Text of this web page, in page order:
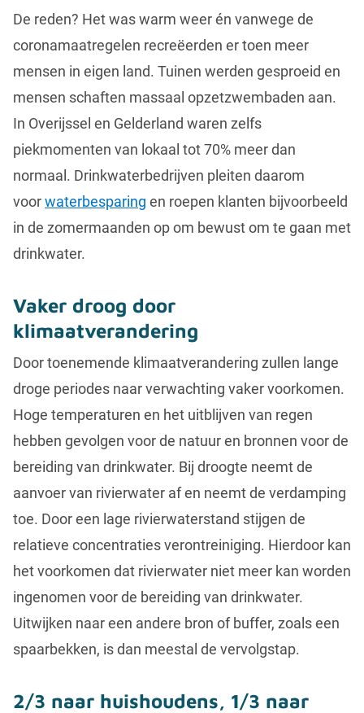
De reden? Het was warm weer én vanwege de
coronamaatregelen recreëerden er toen meer
mensen in eigen land. Tuinen werden gesproeid en
mensen schaften massaal opzetzwembaden aan.
In Overijssel en Gelderland waren zelfs
piekmomenten van lokaal tot 70% meer dan
normaal. Drinkwaterbedrijven pleiten daarom
voorwaterbesparing en roepen klanten bijvoorbeeld
in de zomermaanden op om bewust om te gaan met
drinkwater.
Vaker droog door
klimaatverandering
Door toenemende klimaatverandering zullen lange
droge periodes naar verwachting vaker voorkomen.
Hoge temperaturen en het uitblijven van regen
hebben gevolgen voor de natuur en bronnen voor de
bereiding van drinkwater. Bij droogte neemt de
aanvoer van rivierwater af en neemt de verdamping
toe. Door een lage rivierwaterstand stijgen de
relatieve concentraties verontreiniging. Hierdoor kan
het voorkomen dat rivierwater niet meer kan worden
ingenomen voor de bereiding van drinkwater.
Uitwijken naar een andere bron of buffer, zoals een
spaarbekken, is dan meestal de vervolgstap.
2/3 naar huishoudens, 1/3 naar